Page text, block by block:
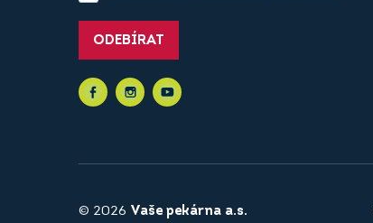
ODEBÍRAT
© 2026 Vaše pekárna a.s.